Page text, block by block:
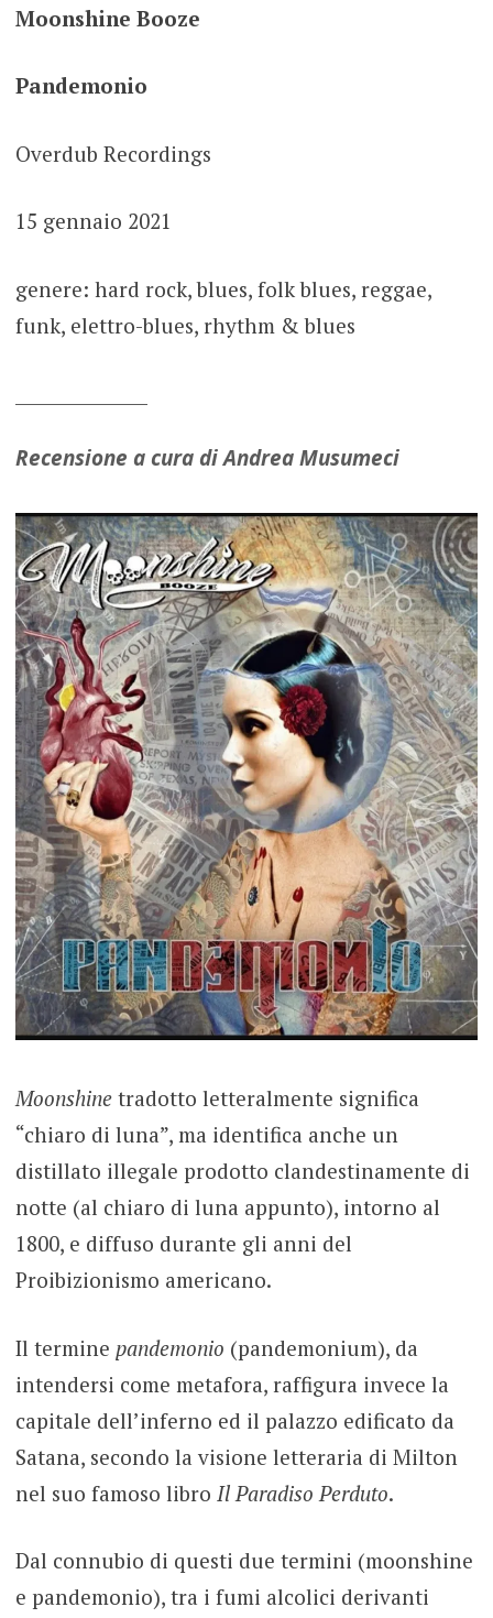
Moonshine Booze
Pandemonio
Overdub Recordings
15 gennaio 2021
genere: hard rock, blues, folk blues, reggae,
funk, elettro-blues, rhythm & blues
Recensione a cura di Andrea Musumeci
Moonshinetradotto letteralmente significa
“chiaro di luna”, ma identifica anche un
distillato illegale prodotto clandestinamente di
notte (al chiaro di luna appunto), intorno al
1800, e diffuso durante gli anni del
Proibizionismo americano.
Il termine pandemonio (pandemonium), da
intendersi come metafora, raffigura invece la
capitale dell’inferno ed il palazzo edificato da
Satana, secondo la visione letteraria di Milton
nel suo famoso libro Il Paradiso Perduto.
Dal connubio di questi due termini (moonshine
e pandemonio), tra i fumi alcolici derivanti